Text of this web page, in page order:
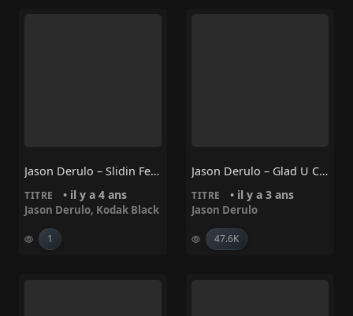
Jason Derulo – Slidin Feat Kodak Black
TITRE • il y a 4 ans
Jason Derulo, Kodak Black
1
Jason Derulo – Glad U Came
TITRE • il y a 3 ans
Jason Derulo
47.6K